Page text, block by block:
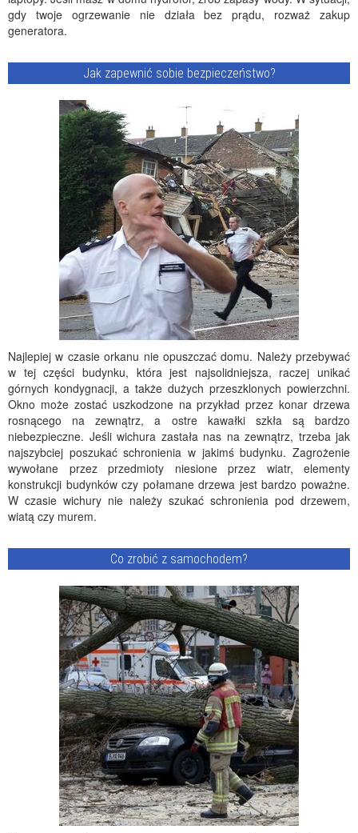
gdy twoje ogrzewanie nie działa bez prądu, rozważ zakup
generatora.
Jak zapewnić sobie bezpieczeństwo?
Najlepiej w czasie orkanu nie opuszczać domu. Należy przebywać
w tej części budynku, która jest najsolidniejsza, raczej unikać
górnych kondygnacji, a także dużych przeszklonych powierzchni.
Okno może zostać uszkodzone na przykład przez konar drzewa
rosnącego na zewnątrz, a ostre kawałki szkła są bardzo
niebezpieczne. Jeśli wichura zastała nas na zewnątrz, trzeba jak
najszybciej poszukać schronienia w jakimś budynku. Zagrożenie
wywołane przez przedmioty niesione przez wiatr, elementy
konstrukcji budynków czy połamane drzewa jest bardzo poważne.
W czasie wichury nie należy szukać schronienia pod drzewem,
wiatą czy murem.
Co zrobić z samochodem?